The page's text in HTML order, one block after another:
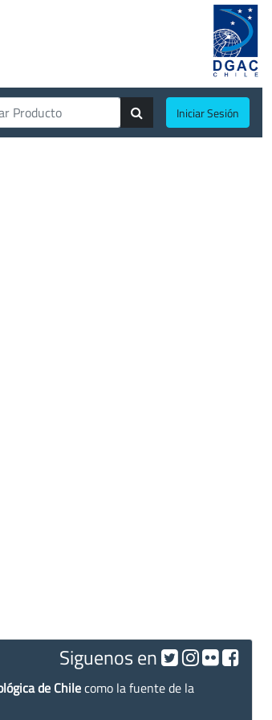
Iniciar Sesión
Siguenos en
de Chilecomo la fuente de la